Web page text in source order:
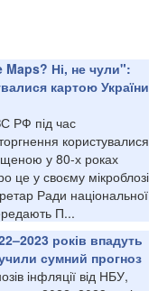
Ні, не чули":
картою України
РФ під час
користувалися
у 80-х роках
це у своєму мікроблозі
Ради національної
П...
років впадуть
сумний прогноз
інфляції від НБУ,